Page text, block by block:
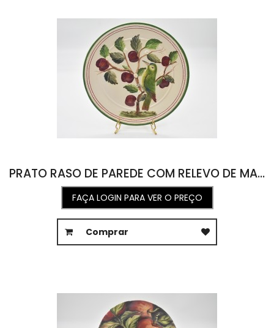
PRATO RASO DE PAREDE COM RELEVO DE MAÇÃ E BEIJA FLOR
FAÇA LOGIN PARA VER O PREÇO
Comprar